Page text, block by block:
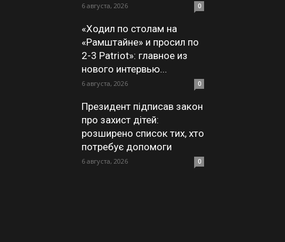
6 августа, 2026 0
«Ходил по столам на
«Рамштайне» и просил по
2-3 Patriot»: главное из
нового интервью...
6 августа, 2026 0
Президент підписав закон
про захист дітей:
розширено список тих, хто
потребує допомоги
6 августа, 2026 0